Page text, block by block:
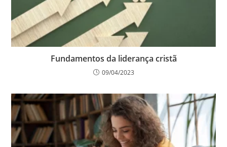
Fundamentos da liderança cristã
09/04/2023